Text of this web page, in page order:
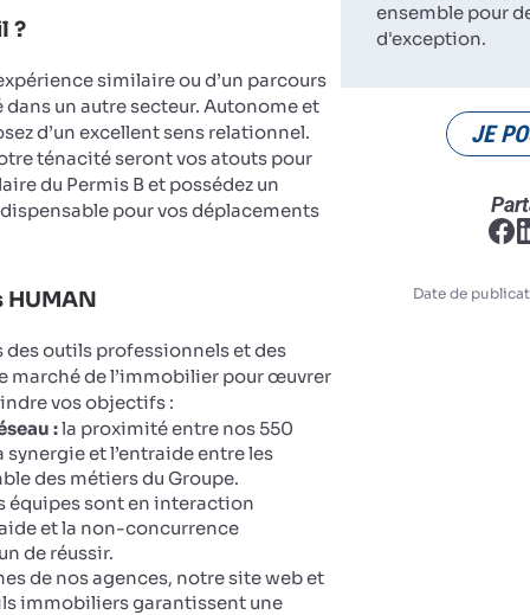
?
similaire ou d’un parcours
un autre secteur. Autonome et
d’un excellent sens relationnel.
ténacité seront vos atouts pour
du Permis B et possédez un
pour vos déplacements
HUMAN
des outils professionnels et des
marché de l’immobilier pour œuvrer
vos objectifs :
:la proximité entre nos 550
et l’entraide entre les
des métiers du Groupe.
équipes sont en interaction
et la non-concurrence
de réussir.
de nos agences, notre site web et
immobiliers garantissent une
ensemble pour
d'exception.
JE
Date de